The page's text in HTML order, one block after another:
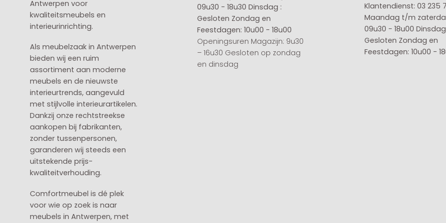
Antwerpen voor
kwaliteitsmeubels en
interieurinrichting.
Als meubelzaak in Antwerpen
bieden wij een ruim
assortiment aan moderne
meubels en de nieuwste
interieurtrends, aangevuld
met stijlvolle interieurartikelen.
Dankzij onze rechtstreekse
aankopen bij fabrikanten,
zonder tussenpersonen,
garanderen wij steeds een
uitstekende prijs-
kwaliteitverhouding.
Comfortmeubel is dé plek
voor wie op zoek is naar
meubels in Antwerpen, met
09u30 - 18u30 Dinsdag :
Gesloten Zondag en
Feestdagen: 10u00 - 18u00
Openingsuren Magazijn: 9u30
– 16u30 Gesloten op zondag
en dinsdag
Klantendienst: 03 235
Maandag t/m
09u30 - 18u00
Gesloten Zondag en
Feestdagen: 10u00 -